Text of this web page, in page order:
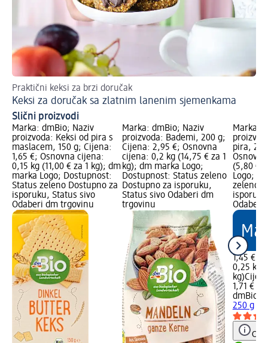
Praktični keksi za brzi doručak
Keksi za doručak sa zlatnim lanenim sjemenkama
Slični proizvodi
Marka: dmBio; Naziv
proizvoda: Keksi od pira s
maslacem, 150 g; Cijena:
1,65 €; Osnovna cijena:
0,15 kg (11,00 € za 1 kg); dm
marka Logo; Dostupnost:
Status zeleno Dostupno za
isporuku, Status sivo
Odaberi dm trgovinu
Marka: dmBio; Naziv
proizvoda: Bademi, 200 g;
Cijena: 2,95 €; Osnovna
cijena: 0,2 kg (14,75 € za 1
kg); dm marka Logo;
Dostupnost: Status zeleno
Dostupno za isporuku,
Status sivo Odaberi dm
trgovinu
Marka:
pira,
(5,80 €
Logo;
zeleno
Odaberi
1,45 €
0,25 kg
kg)
1,71 €
dmBio
250 g